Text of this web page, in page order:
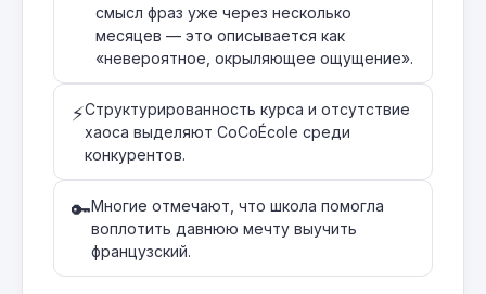
смысл фраз уже через несколько
месяцев — это описывается как
«невероятное, окрыляющее ощущение».
⚡Структурированность курса и отсутствие
хаоса выделяют CoCoÉcole среди
конкурентов.
🔑Многие отмечают, что школа помогла
воплотить давнюю мечту выучить
французский.